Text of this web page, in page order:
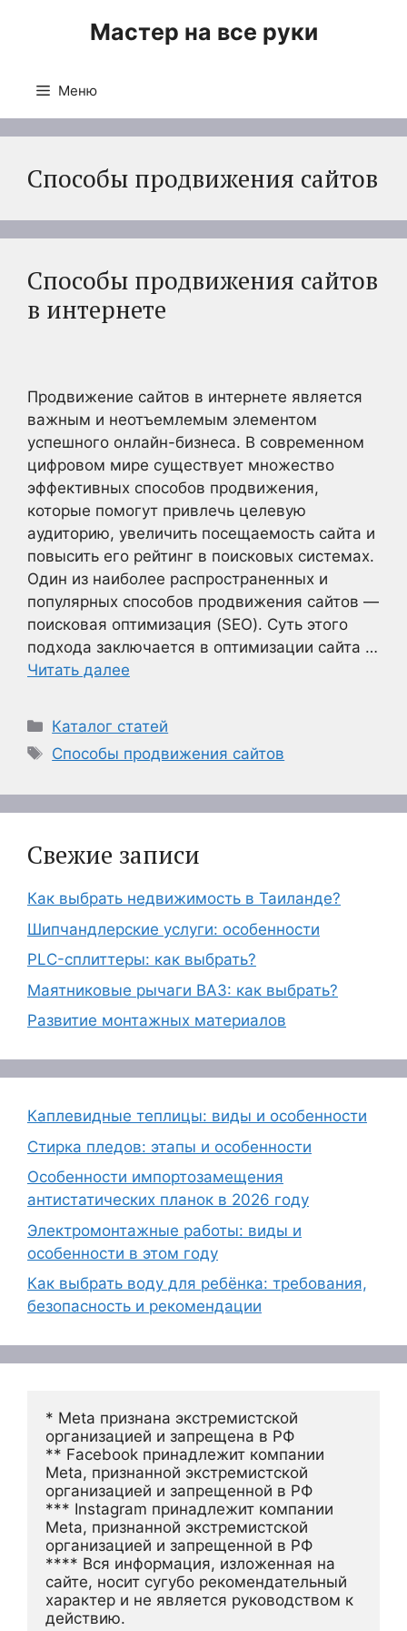
Мастер на все руки
Меню
Способы продвижения сайтов
Способы продвижения сайтов
в интернете
Продвижение сайтов в интернете является
важным и неотъемлемым элементом
успешного онлайн-бизнеса. В современном
цифровом мире существует множество
эффективных способов продвижения,
которые помогут привлечь целевую
аудиторию, увеличить посещаемость сайта и
повысить его рейтинг в поисковых системах.
Один из наиболее распространенных и
популярных способов продвижения сайтов —
поисковая оптимизация (SEO). Суть этого
подхода заключается в оптимизации сайта …
Читать далее
Рубрики
Каталог статей
Метки
Способы продвижения сайтов
Свежие записи
Как выбрать недвижимость в Таиланде?
Шипчандлерские услуги: особенности
PLC-сплиттеры: как выбрать?
Маятниковые рычаги ВАЗ: как выбрать?
Развитие монтажных материалов
Каплевидные теплицы: виды и особенности
Стирка пледов: этапы и особенности
Особенности импортозамещения
антистатических планок в 2026 году
Электромонтажные работы: виды и
особенности в этом году
Как выбрать воду для ребёнка: требования,
безопасность и рекомендации
* Meta признана экстремистской
организацией и запрещена в РФ
** Facebook принадлежит компании
Meta, признанной экстремистской
организацией и запрещенной в РФ
*** Instagram принадлежит компании
Meta, признанной экстремистской
организацией и запрещенной в РФ
**** Вся информация, изложенная на
сайте, носит сугубо рекомендательный
характер и не является руководством к
действию.